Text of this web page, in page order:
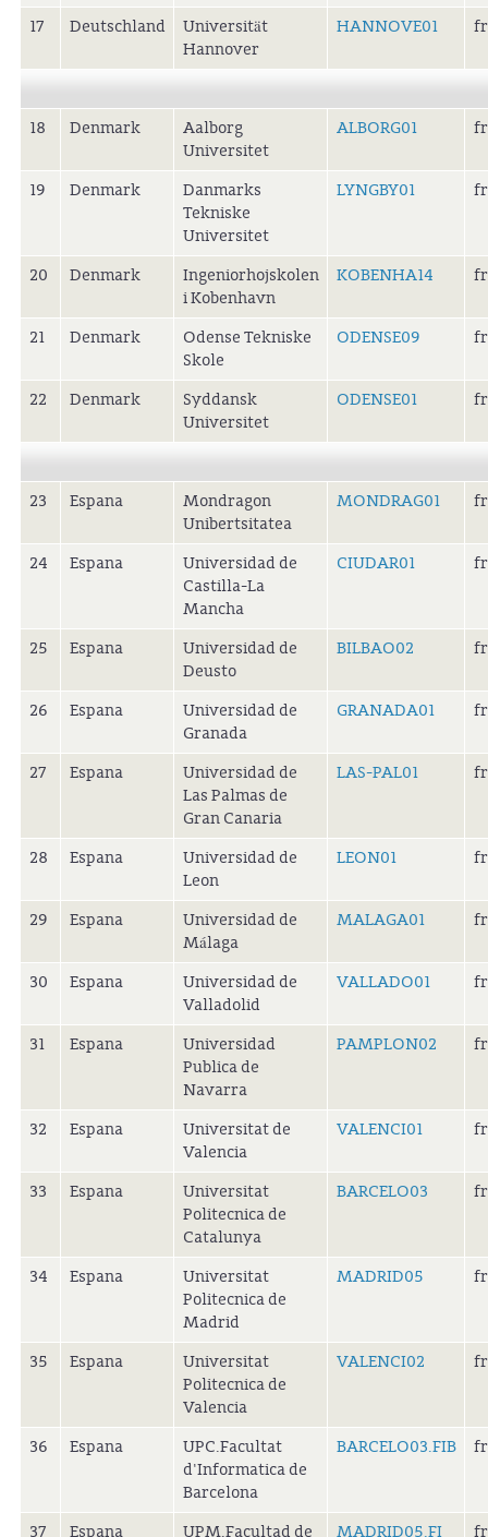
17 Deutschland
Universität
Hannover
HANNOVE01
18 Denmark
Aalborg
Universitet
ALBORG01
19 Denmark
Danmarks
Tekniske
Universitet
LYNGBY01
20 Denmark
Ingeniorhojskolen
i Kobenhavn
KOBENHA14
21 Denmark
Odense Tekniske
Skole
ODENSE09
22 Denmark
Syddansk
Universitet
ODENSE01
23 Espana
Mondragon
Unibertsitatea
MONDRAG01
24 Espana
Universidad de
Castilla-La
Mancha
CIUDAR01
25 Espana
Universidad de
Deusto
BILBAO02
26 Espana
Universidad de
Granada
GRANADA01
27 Espana
Universidad de
Las Palmas de
Gran Canaria
LAS-PAL01
28 Espana
Universidad de
Leon
LEON01
29 Espana
Universidad de
Málaga
MALAGA01
30 Espana
Universidad de
Valladolid
VALLADO01
31 Espana
Universidad
Publica de
Navarra
PAMPLON02
32 Espana
Universitat de
Valencia
VALENCI01
33 Espana
Universitat
Politecnica de
Catalunya
BARCELO03
34 Espana
Universitat
Politecnica de
Madrid
MADRID05
35 Espana
Universitat
Politecnica de
Valencia
VALENCI02
36 Espana
UPC.Facultat
d'Informatica de
Barcelona
BARCELO03.FIB
37 Espana UPM.Facultad de MADRID05.FI